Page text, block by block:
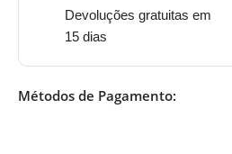
Devoluções gratuitas em
15 dias
Métodos de Pagamento: